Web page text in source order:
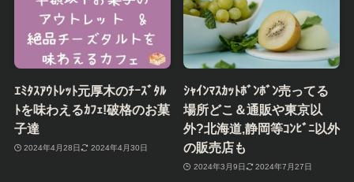
ｴﾐﾀｽｱｳﾄﾚｯﾄ元厚木のﾁｰｽﾞﾀﾙ
ﾄを味わえるｶﾌｪ!破格のお菓
子達
2024年4月28日 2024年4月30日
ｼｬｲﾝﾏｽｶｯﾄﾎﾞﾝﾎﾞﾝ売ってる
場所どこ＆通販や東京以
外?北海道,静岡等ｺﾝﾋﾞﾆ以外
の販売店も
2024年3月9日 2024年7月27日